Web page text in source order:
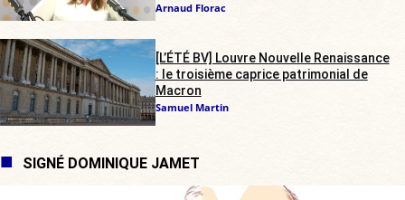
Arnaud Florac
[L’ÉTÉ BV] Louvre Nouvelle Renaissance
: le troisième caprice patrimonial de
Macron
Samuel Martin
SIGNÉ DOMINIQUE JAMET